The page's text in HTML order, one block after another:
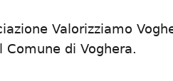
Valorizziamo
Comune di Voghera.